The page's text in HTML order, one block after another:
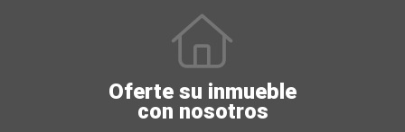
Oferte su inmueble
con nosotros